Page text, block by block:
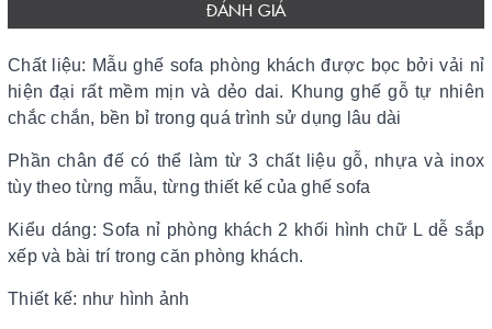
ĐÁNH GIÁ
Chất liệu: Mẫu ghế sofa phòng khách được bọc bởi vải nỉ
hiện đại rất mềm mịn và dẻo dai. Khung ghế gỗ tự nhiên
chắc chắn, bền bỉ trong quá trình sử dụng lâu dài
Phần chân đế có thể làm từ 3 chất liệu gỗ, nhựa và inox
tùy theo từng mẫu, từng thiết kế của ghế sofa
Kiểu dáng: Sofa nỉ phòng khách 2 khối hình chữ L dễ sắp
xếp và bài trí trong căn phòng khách.
Thiết kế: như hình ảnh